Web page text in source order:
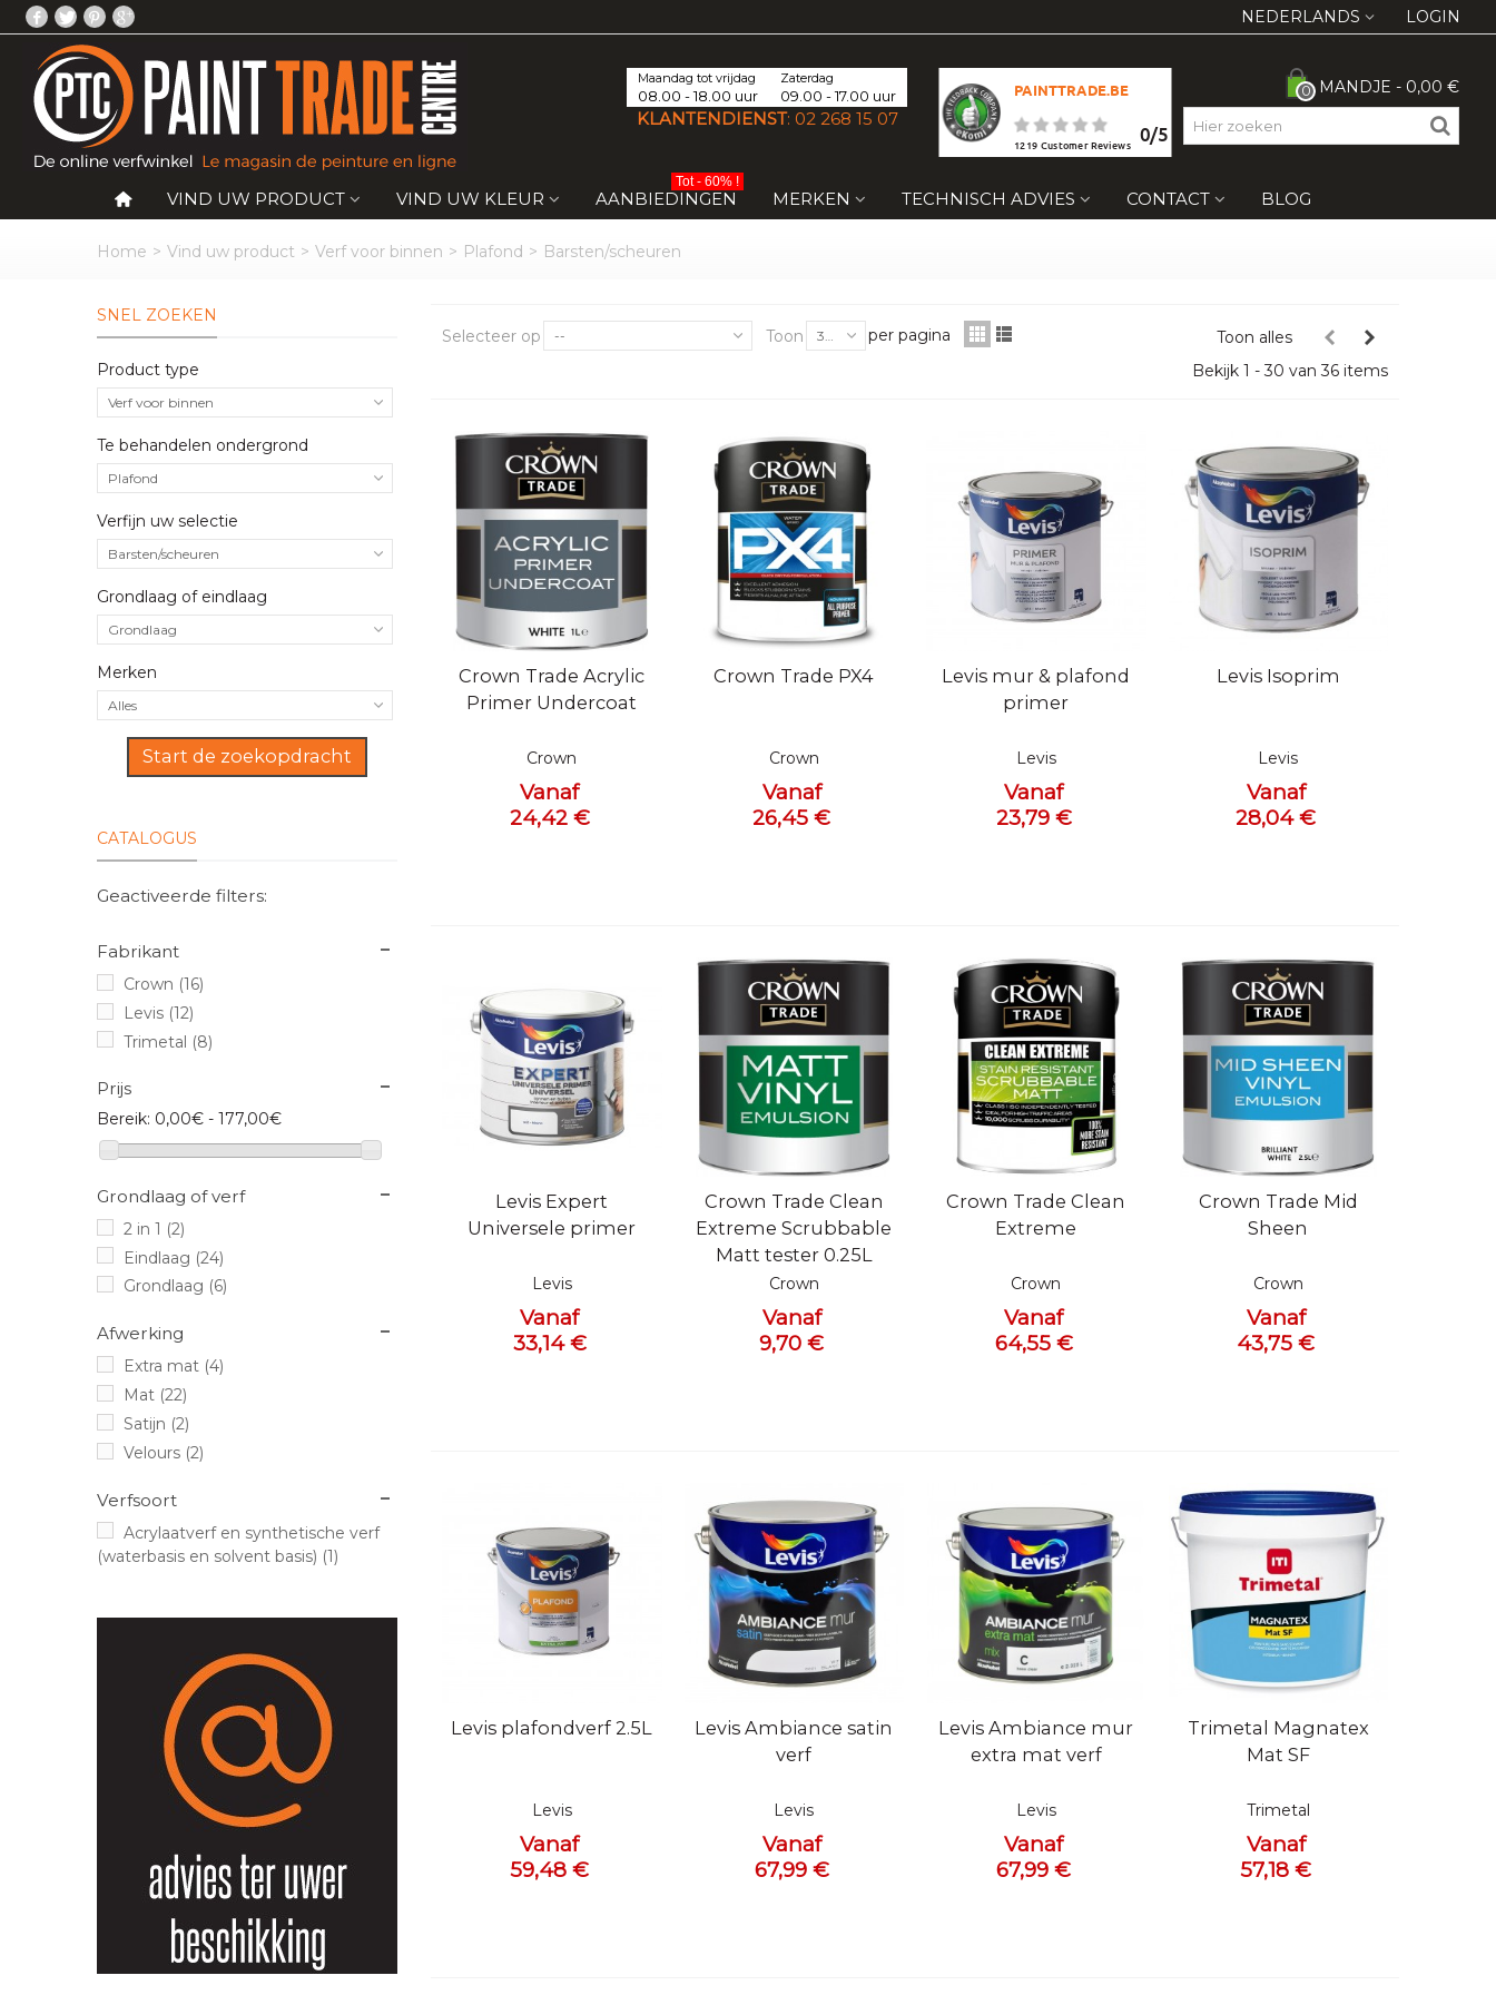
LOGIN
NEDERLANDS
Maandag tot vrijdag
08.00 - 18.00 uur
Zaterdag
09.00 - 17.00 uur
KLANTENDIENST: 02 268 15 07
PAINTTRADE.BE
0/5
1219 Customer Reviews
0 MANDJE - 0,00 €
VIND UW PRODUCT VIND UW KLEUR AANBIEDINGEN
Tot - 60% !
MERKEN TECHNISCH ADVIES CONTACT BLOG
Home > Vind uw product > Verf voor binnen > Plafond > Barsten/scheuren
SNEL ZOEKEN
Product type
Verf voor binnen
Te behandelen ondergrond
Plafond
Verfijn uw selectie
Barsten/scheuren
Grondlaag of eindlaag
Grondlaag
Merken
Alles
Start de zoekopdracht
CATALOGUS
Geactiveerde filters:
Fabrikant
Crown (16)
Levis (12)
Trimetal (8)
Prijs
Bereik: 0,00€ - 177,00€
Grondlaag of verf
2 in 1 (2)
Eindlaag (24)
Grondlaag (6)
Afwerking
Extra mat (4)
Mat (22)
Satijn (2)
Velours (2)
Verfsoort
Acrylaatverf en synthetische verf
(waterbasis en solvent basis) (1)
Selecteer op -- Toon 30 per pagina
Toon alles
Bekijk 1 - 30 van 36 items
Snel bekijken
Crown Trade Acrylic
Primer Undercoat
Crown
Vanaf
24,42 €
Snel bekijken
Crown Trade PX4
Crown
Vanaf
26,45 €
Snel bekijken
Levis mur & plafond
primer
Levis
Vanaf
23,79 €
Snel bekijken
Levis Isoprim
Levis
Vanaf
28,04 €
Snel bekijken
Levis Expert
Universele primer
Levis
Vanaf
33,14 €
Snel bekijken
Crown Trade Clean
Extreme Scrubbable
Matt tester 0.25L
Crown
Vanaf
9,70 €
Snel bekijken
Crown Trade Clean
Extreme
Crown
Vanaf
64,55 €
Snel bekijken
Crown Trade Mid
Sheen
Crown
Vanaf
43,75 €
Snel bekijken
Levis plafondverf 2.5L
Levis
Vanaf
59,48 €
Snel bekijken
Levis Ambiance satin
verf
Levis
Vanaf
67,99 €
Snel bekijken
Levis Ambiance mur
extra mat verf
Levis
Vanaf
67,99 €
Snel bekijken
Trimetal Magnatex
Mat SF
Trimetal
Vanaf
57,18 €